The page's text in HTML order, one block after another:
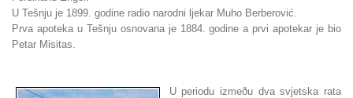
U Tešnju je 1899. godine radio narodni ljekar Muho Berberović.
Prva apoteka u Tešnju osnovana je 1884. godine a prvi apotekar je bio
Petar Misitas.
U periodu izmeðu dva svjetska rata